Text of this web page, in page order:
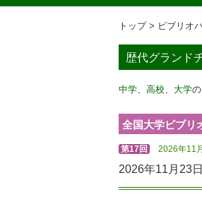
トップ ビブリオ
歴代グランド
中学、 高校、 大学
全国大学ビブリ
第17回 2026年11
2026年11月23